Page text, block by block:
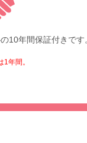
10年間保証付きです
年間。